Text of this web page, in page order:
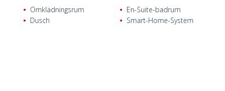
Omklädningsrum
En-Suite-badrum
Dusch
Smart-Home-System